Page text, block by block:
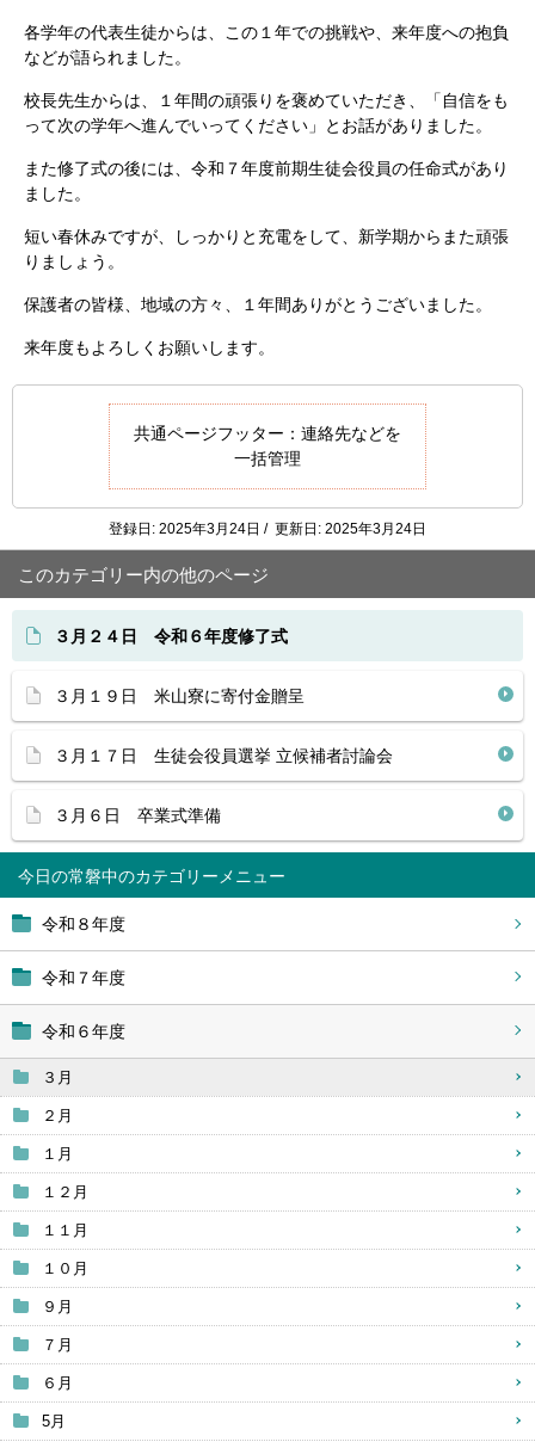
今日の常磐中
令和８年度
令和７年度
令和６年度
３月
２月
１月
１２月
１１月
１０月
９月
７月
６月
5月
各学年の代表生徒からは、この１年での挑戦や、来年度への抱負
などが語られました。
校長先生からは、１年間の頑張りを褒めていただき、「自信をも
って次の学年へ進んでいってください」とお話がありました。
また修了式の後には、令和７年度前期生徒会役員の任命式があり
ました。
短い春休みですが、しっかりと充電をして、新学期からまた頑張
りましょう。
保護者の皆様、地域の方々、１年間ありがとうございました。
来年度もよろしくお願いします。
共通ページフッター：連絡先などを
一括管理
登録日: 2025年3月24日 / 更新日: 2025年3月24日
このカテゴリー内の他のページ
３月２４日 令和６年度修了式
３月１９日 米山寮に寄付金贈呈
３月１７日 生徒会役員選挙 立候補者討論会
３月６日 卒業式準備